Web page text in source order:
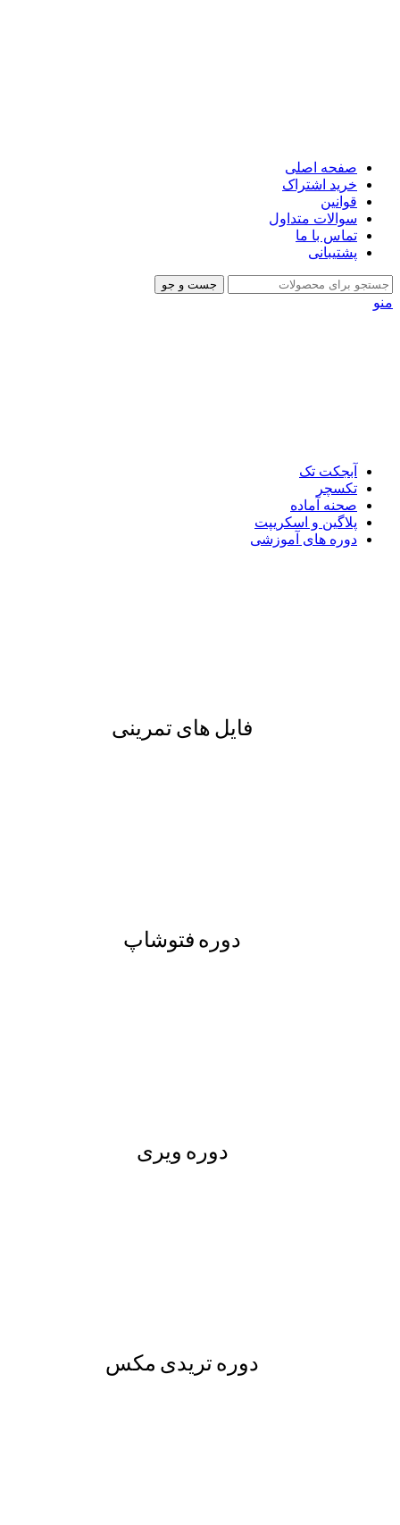
صفحه اصلی
خرید اشتراک
قوانین
سوالات متداول
تماس با ما
پشتیبانی
جست و جو
منو
آبجکت تک
تکسچر
صحنه آماده
پلاگین و اسکریپت
دوره های آموزشی
فایل های تمرینی
دوره فتوشاپ
دوره ویری
دوره تریدی مکس